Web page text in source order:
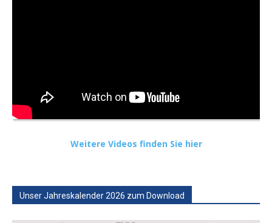
Weitere Videos finden Sie hier
Unser Jahreskalender 2026 zum Download